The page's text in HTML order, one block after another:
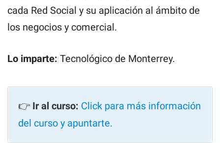
cada Red Social y su aplicación al ámbito de
los negocios y comercial.
Lo imparte: Tecnológico de Monterrey.
👉 Ir al curso: Click para más información
del curso y apuntarte.